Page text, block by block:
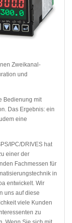
Zweikanal-
und
Bedienung mit
Das Ergebnis: ein
eine
IPC/DRIVES hat
einer der
Fachmessen für
in
entwickelt. Wir
uns auf diese
viele Kunden
zu